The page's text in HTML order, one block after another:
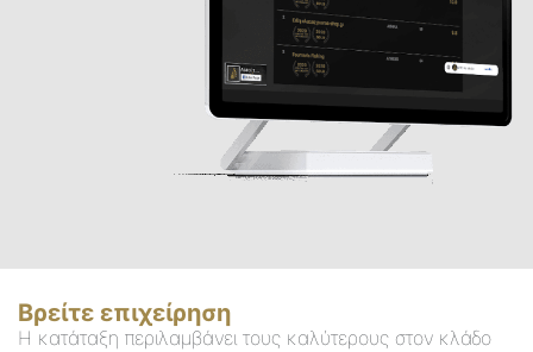
Βρείτε επιχείρηση
Η κατάταξη περιλαμβάνει τους καλύτερους στον κλάδο